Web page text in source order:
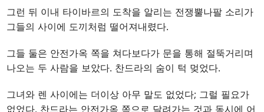
그런 뒤 이내 타이바르의 도착을 알리는 전쟁뿔나팔 소리가
그들의 사이에 도끼처럼 떨어져내렸다.
그들 둘은 안전가옥 쪽을 쳐다보다가 문을 통해 절뚝거리며
나오는 두 사람을 보았다. 찬드라의 숨이 턱 멎었다.
그녀와 렌 사이에는 더이상 아무 말도 없었다; 그럴 필요가
없었다. 찬드라는 안전가옥 쪽으로 달려가는 것과 동시에 어